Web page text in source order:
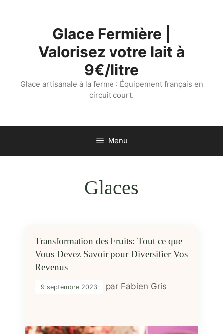
Glace Fermière |
Valorisez votre lait à
9€/litre
Glace artisanale à la ferme : Équipement français en
circuit court.
Menu
Glaces
Transformation des Fruits: Tout ce que
Vous Devez Savoir pour Diversifier Vos
Revenus
9 septembre 2023 par Fabien Gris